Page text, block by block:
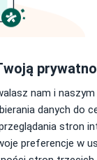
zł
Dziś
8 Sie
nam i
danych do
stron
preferencje w